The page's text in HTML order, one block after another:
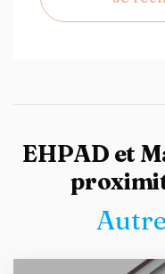
EHPAD et